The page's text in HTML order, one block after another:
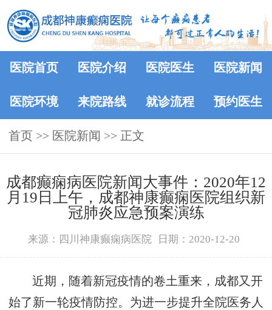
医院首页 医院介绍 医院医生 医院新闻
医院环境 来院路线 就诊流程 预约医生
首页 >> 医院新闻 >> 正文
成都癫痫病医院新闻大事件：2020年12
月19日上午，成都神康癫痫医院组织新
冠肺炎应急预案演练
来源：四川神康癫痫病医院 日期：2020-12-20
近期，随着新冠疫情的卷土重来，成都又开
始了新一轮疫情防控。为进一步提升全院医务人